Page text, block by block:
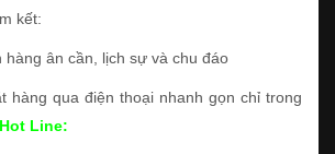
kết:
hàng ân cần, lịch sự và chu đáo
hàng qua điện thoại nhanh gọn chỉ trong
Hot Line: